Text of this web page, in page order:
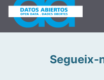
Segueix-